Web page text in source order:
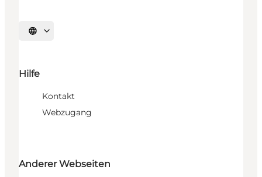
Sprache auswählen
Hilfe
Kontakt
Webzugang
Anderer Webseiten